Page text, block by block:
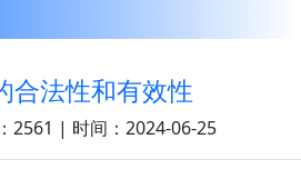
合法性和有效性
2561 | 时间：2024-06-25